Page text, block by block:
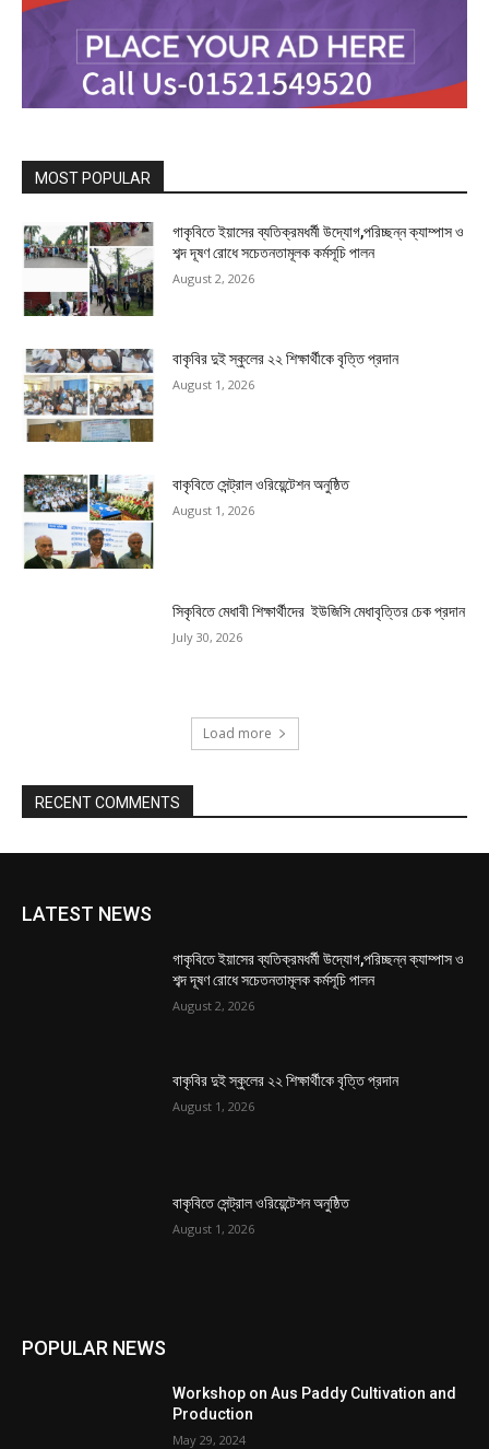
MOST POPULAR
গাকৃবিতে ইয়াসের ব্যতিক্রমধর্মী উদ্যোগ,পরিচ্ছন্ন ক্যাম্পাস ও
শব্দ দূষণ রোধে সচেতনতামূলক কর্মসূচি পালন
August 2, 2026
বাকৃবির দুই স্কুলের ২২ শিক্ষার্থীকে বৃত্তি প্রদান
August 1, 2026
বাকৃবিতে সেন্ট্রাল ওরিয়েন্টেশন অনুষ্ঠিত
August 1, 2026
সিকৃবিতে মেধাবী শিক্ষার্থীদের ইউজিসি মেধাবৃত্তির চেক প্রদান
July 30, 2026
Load more
RECENT COMMENTS
LATEST NEWS
গাকৃবিতে ইয়াসের ব্যতিক্রমধর্মী উদ্যোগ,পরিচ্ছন্ন ক্যাম্পাস ও
শব্দ দূষণ রোধে সচেতনতামূলক কর্মসূচি পালন
August 2, 2026
বাকৃবির দুই স্কুলের ২২ শিক্ষার্থীকে বৃত্তি প্রদান
August 1, 2026
বাকৃবিতে সেন্ট্রাল ওরিয়েন্টেশন অনুষ্ঠিত
August 1, 2026
POPULAR NEWS
Workshop on Aus Paddy Cultivation and
Production
May 29, 2024